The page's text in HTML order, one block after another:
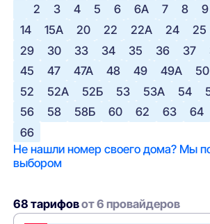
2
3 4 5 6 6А 7 8 9
14
15А 20 22 22А 24 25
29
30 33 34 35 36 37
45
47 47А 48 49 49А 50
52
52А 52Б 53 53А 54
56
58 58Б 60 62 63 64
66
Не нашли номер своего дома? Мы
выбором
68 тарифовот 6 провайдеров